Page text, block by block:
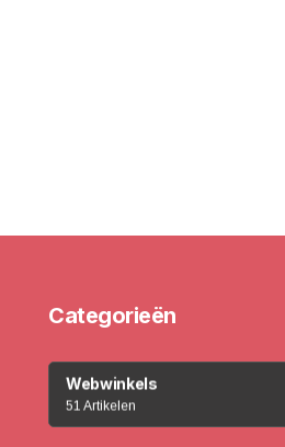
Categorieën
Webwinkels
51 Artikelen